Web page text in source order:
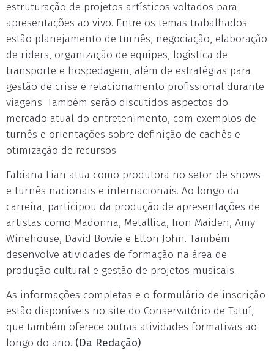
estruturação de projetos artísticos voltados para
apresentações ao vivo. Entre os temas trabalhados
estão planejamento de turnês, negociação, elaboração
de riders, organização de equipes, logística de
transporte e hospedagem, além de estratégias para
gestão de crise e relacionamento profissional durante
viagens. Também serão discutidos aspectos do
mercado atual do entretenimento, com exemplos de
turnês e orientações sobre definição de cachês e
otimização de recursos.
Fabiana Lian atua como produtora no setor de shows
e turnês nacionais e internacionais. Ao longo da
carreira, participou da produção de apresentações de
artistas como Madonna, Metallica, Iron Maiden, Amy
Winehouse, David Bowie e Elton John. Também
desenvolve atividades de formação na área de
produção cultural e gestão de projetos musicais.
As informações completas e o formulário de inscrição
estão disponíveis no site do Conservatório de Tatuí,
que também oferece outras atividades formativas ao
longo do ano. (Da Redação)